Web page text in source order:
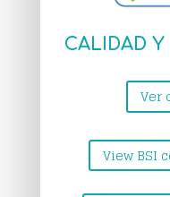
CALIDAD
Ver
View BSI